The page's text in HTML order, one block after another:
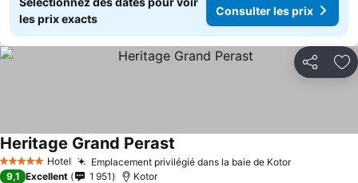
les prix exacts
Consulter les prix
Partager
5 Étoiles Hotel Emplacement privilégié dans la baie de Kotor
Heritage Grand Perast
9,1 Excellent 1 951 Kotor